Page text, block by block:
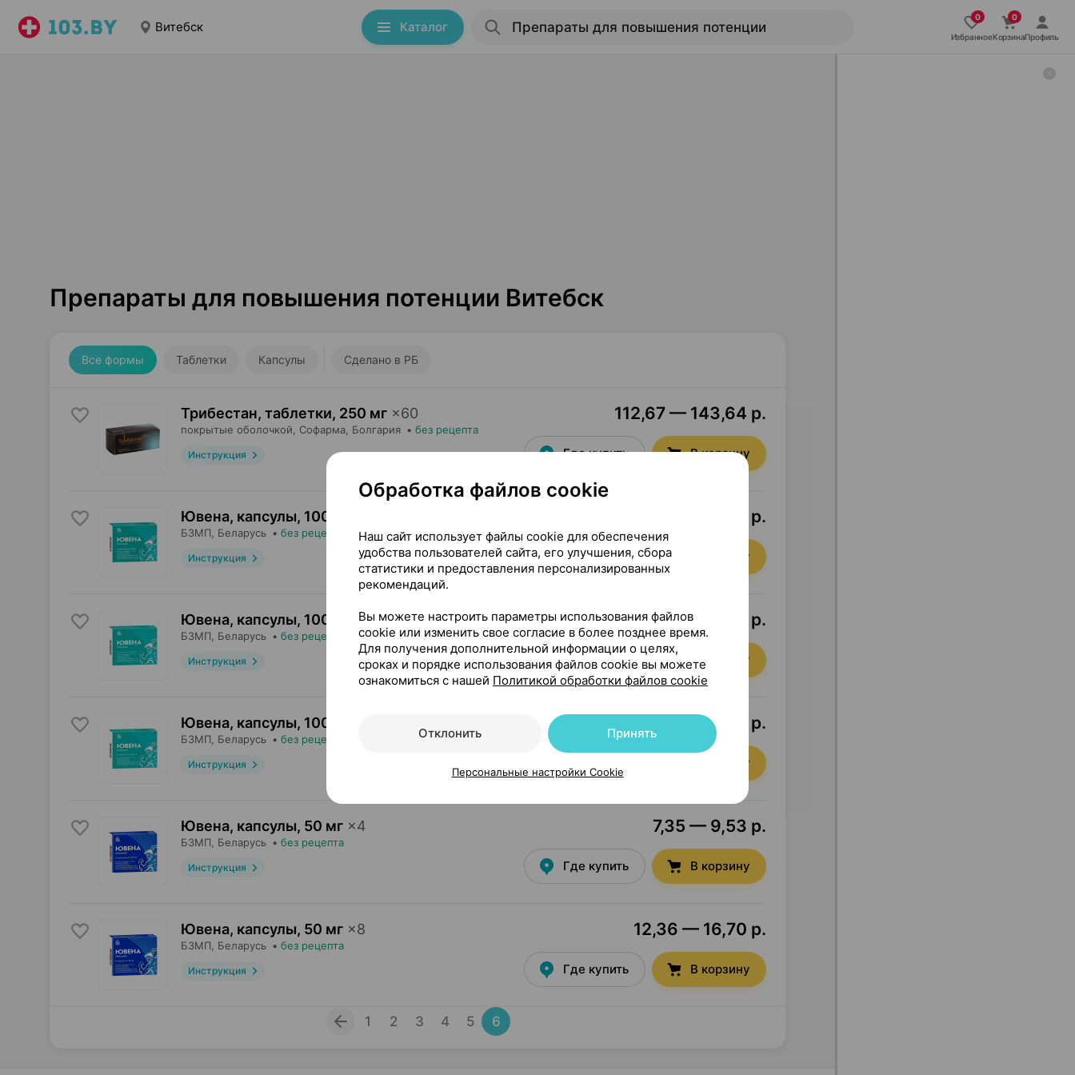
Витебск Каталог
ИзбранноеКорзинаПрофиль
Препараты для повышения потенции Витебск
Все формы Таблетки Капсулы Сделано в РБ
Трибестан, таблетки, 250 мг ×60
покрытые оболочкой, Софарма , Болгария • без рецепта
Инструкция
112,67 — 143,64 р.
Где купить В корзину
Ювена, капсулы, 100 мг
БЗМП , Беларусь • без рецепта
Инструкция
3,85 — 4,96 р.
Где купить В корзину
Ювена, капсулы, 100 мг ×4
БЗМП , Беларусь • без рецепта
Инструкция
11,34 — 15,74 р.
Где купить В корзину
Ювена, капсулы, 100 мг
БЗМП , Беларусь • без рецепта
Инструкция
19,30 — 26,88 р.
В корзину
Ювена, капсулы, 50 мг ×4
БЗМП , Беларусь • без рецепта
Инструкция
7,35 — 9,53 р.
Где купить В корзину
Ювена, капсулы, 50 мг ×8
БЗМП , Беларусь • без рецепта
Инструкция
12,36 — 16,70 р.
Где купить В корзину
1 2 3 4 5 6
Обработка файлов cookie
Наш сайт использует файлы cookie для обеспечения
удобства пользователей сайта, его улучшения, сбора
статистики и предоставления персонализированных
рекомендаций.
Вы можете настроить параметры использования файлов
cookie или изменить свое согласие в более позднее время.
Для получения дополнительной информации о целях,
сроках и порядке использования файлов cookie вы можете
ознакомиться с нашей Политикой обработки файлов cookie
Отклонить Принять
Персональные настройки Cookie